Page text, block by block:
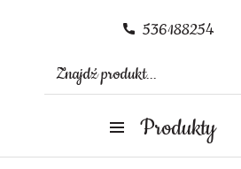
536188254
Produkty